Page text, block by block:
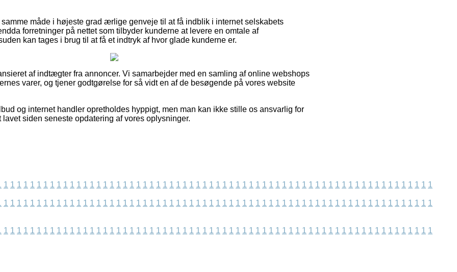
måde i højeste grad ærlige genveje til at få indblik i internet selskabets
forretninger på nettet som tilbyder kunderne at levere en omtale af
kan tages i brug til at få et indtryk af hvor glade kunderne er.
af indtægter fra annoncer. Vi samarbejder med en samling af online webshops
varer, og tjener godtgørelse for så vidt en af de besøgende på vores website
og internet handler opretholdes hyppigt, men man kan ikke stille os ansvarlig for
siden seneste opdatering af vores oplysninger.
1 1 1 1 1 1 1 1 1 1 1 1 1 1 1 1 1 1 1 1 1 1 1 1 1 1 1 1 1 1 1 1 1 1 1 1 1 1 1 1 1 1 1 1 1 1 1 1 1 1 1 1 1 1 1 1 1 1 1 1 1 1 1 1 1
1 1 1 1 1 1 1 1 1 1 1 1 1 1 1 1 1 1 1 1 1 1 1 1 1 1 1 1 1 1 1 1 1 1 1 1 1 1 1 1 1 1 1 1 1 1 1 1 1 1 1 1 1 1 1 1 1 1 1 1 1 1 1 1 1
1 1 1 1 1 1 1 1 1 1 1 1 1 1 1 1 1 1 1 1 1 1 1 1 1 1 1 1 1 1 1 1 1 1 1 1 1 1 1 1 1 1 1 1 1 1 1 1 1 1 1 1 1 1 1 1 1 1 1 1 1 1 1 1 1